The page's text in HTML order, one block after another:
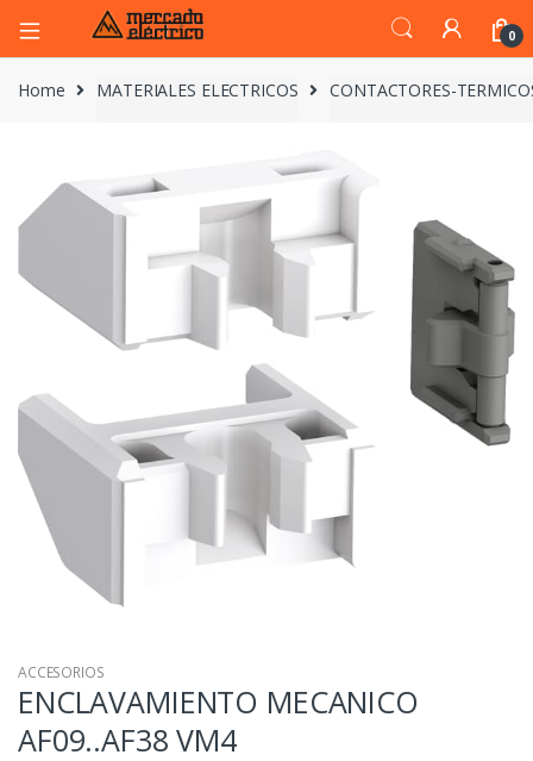
0
Home MATERIALES ELECTRICOS CONTACTORES-
ACCESORIOS
ENCLAVAMIENTO MECANICO
AF09..AF38 VM4